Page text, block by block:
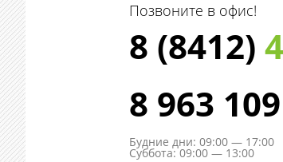
Позвоните в офис!
8 (8412)
8 963
Будние дни: 09:00 — 17:00
Суббота: 09:00 — 13:00